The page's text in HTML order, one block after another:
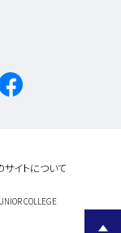
サイトについて
COLLEGE